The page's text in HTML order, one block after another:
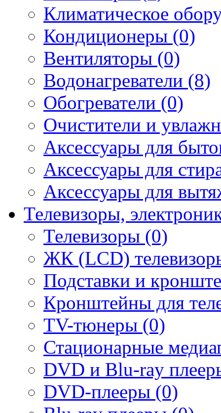
Климатическое
Кондиционеры (0)
Вентиляторы (0)
Водонагреватели (8)
Обогреватели (0)
Очистители и
Аксессуары для
Аксессуары для
Аксессуары для
Телевизоры,
Телевизоры (0)
ЖК (LCD)
Подставки и
Кронштейны для
TV-тюнеры (0)
Стационарные
DVD и Blu-ray
DVD-плееры (0)